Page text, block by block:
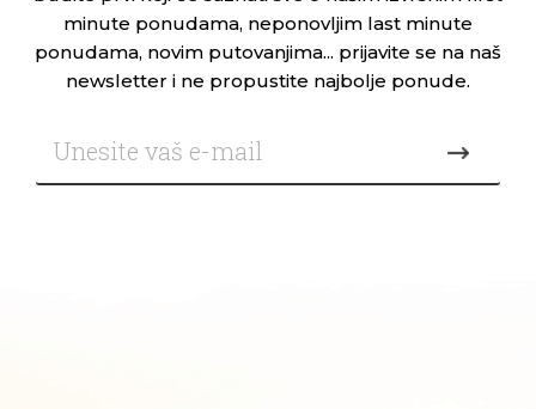
minute ponudama, neponovljim last minute
ponudama, novim putovanjima... prijavite se na naš
newsletter i ne propustite najbolje ponude.